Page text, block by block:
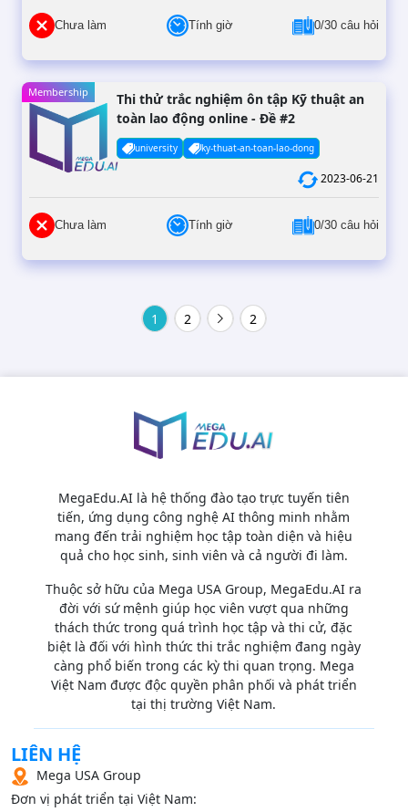
Chưa làm Tính giờ 0/30 câu hỏi
Membership
Thi thử trắc nghiệm ôn tập Kỹ thuật an
toàn lao động online - Đề #2
university ky-thuat-an-toan-lao-dong
2023-06-21
Chưa làm Tính giờ 0/30 câu hỏi
1 2 2
MegaEdu.AI là hệ thống đào tạo trực tuyến tiên
tiến, ứng dụng công nghệ AI thông minh nhằm
mang đến trải nghiệm học tập toàn diện và hiệu
quả cho học sinh, sinh viên và cả người đi làm.
Thuộc sở hữu của Mega USA Group, MegaEdu.AI ra
đời với sứ mệnh giúp học viên vượt qua những
thách thức trong quá trình học tập và thi cử, đặc
biệt là đối với hình thức thi trắc nghiệm đang ngày
càng phổ biến trong các kỳ thi quan trọng. Mega
Việt Nam được độc quyền phân phối và phát triển
tại thị trường Việt Nam.
LIÊN HỆ
Mega USA Group
Đơn vị phát triển tại Việt Nam: